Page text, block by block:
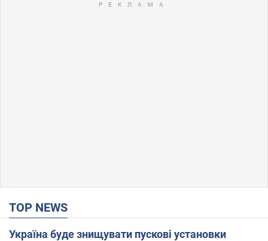
TOP NEWS
Україна буде знищувати пускові установки